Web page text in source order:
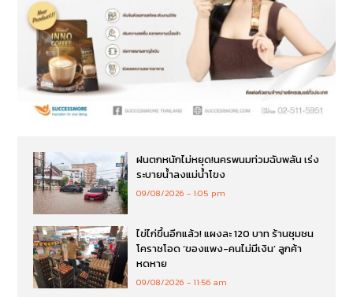
ฝนตกหนักไม่หยุด!นครพนมท่วมฉับพลัน เร่ง
ระบายน้ำลงแม่น้ำโขง
09/08/2026 1:05 pm
ไข่ไก่ขึ้นอีกแล้ว! แผงละ 120 บาท ร้านชุมชน
โคราชโอด ‘ของแพง-คนไม่มีเงิน’ ลูกค้า
หดหาย
09/08/2026 11:56 am